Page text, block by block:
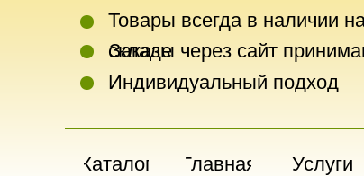
Товары всегда в наличии
складе
Заказы через сайт
Каталог Главная
Индивидуальный подход
Услуги